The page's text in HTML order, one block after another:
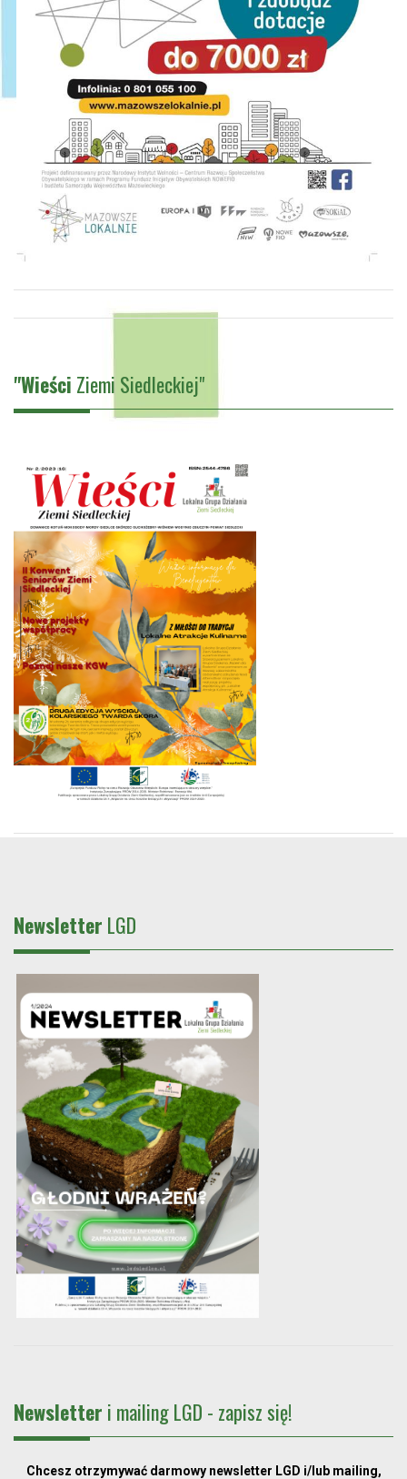
"Wieści Ziemi Siedleckiej"
Newsletter LGD
Newsletter i mailing LGD - zapisz się!
Chcesz otrzymywać darmowy newsletter LGD i/lub mailing,